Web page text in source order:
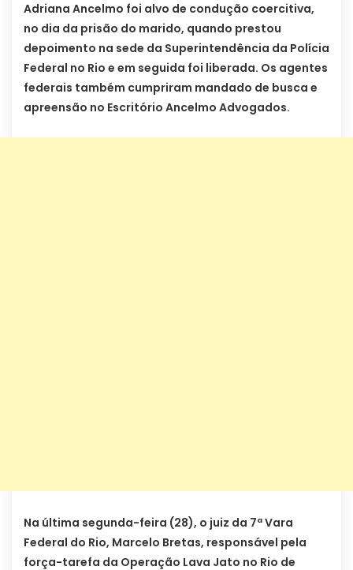
Adriana Ancelmo foi alvo de condução coercitiva,
no dia da prisão do marido, quando prestou
depoimento na sede da Superintendência da Polícia
Federal no Rio e em seguida foi liberada. Os agentes
federais também cumpriram mandado de busca e
apreensão no Escritório Ancelmo Advogados.
Na última segunda-feira (28), o juiz da 7ª Vara
Federal do Rio, Marcelo Bretas, responsável pela
força-tarefa da Operação Lava Jato no Rio de